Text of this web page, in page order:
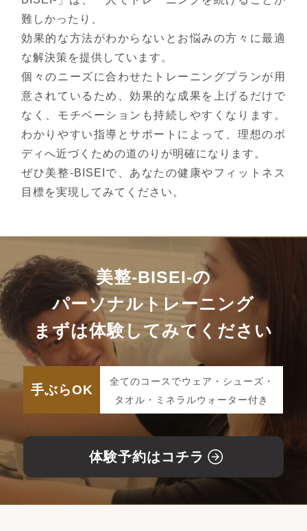
難しかったり、
効果的な方法がわからないとお悩みの方々に最適
な解決策を提供しています。
個々のニーズに合わせたトレーニングプランが用
意されているため、効果的な成果を上げるだけで
なく、モチベーションも持続しやすくなります。
わかりやすい指導とサポートによって、理想のボ
ディへ近づくための道のりが明確になります。
ぜひ美整-BISEIで、あなたの健康やフィットネス
目標を実現してみてください。
美整-BISEI-の
パーソナルトレーニング
まずは体験してみてください
手ぶらOK
全てのコースでウェア・シューズ・
タオル・ミネラルウォーター付き
体験予約はコチラ